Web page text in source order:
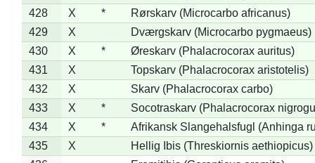
428
X *
Rørskarv (Microcarbo africanus)
429
X
Dværgskarv (Microcarbo pygmaeus)
430
X *
Øreskarv (Phalacrocorax auritus)
431
X
Topskarv (Phalacrocorax aristotelis)
432
X
Skarv (Phalacrocorax carbo)
433
X *
Socotraskarv (Phalacrocorax
434
X *
Afrikansk Slangehalsfugl (Anhinga
435
X
Hellig Ibis (Threskiornis aethiopicus)